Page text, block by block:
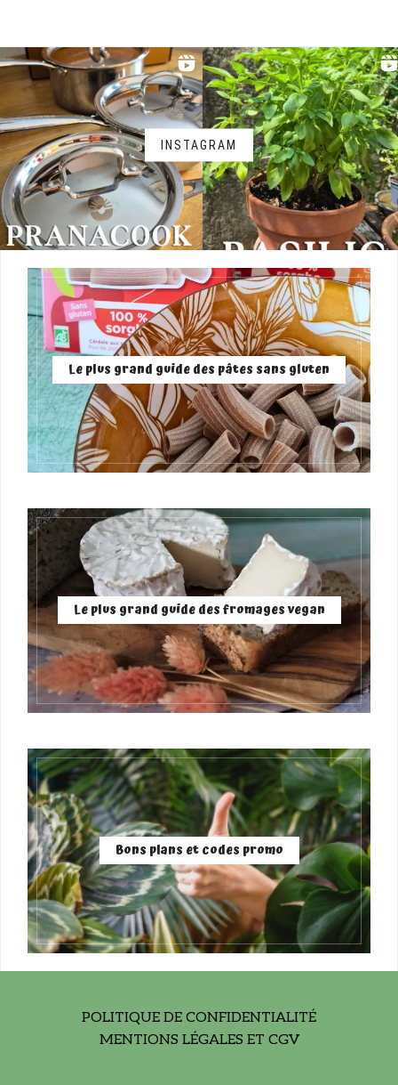
INSTAGRAM
Le plus grand guide des pâtes sans gluten
Le plus grand guide des fromages vegan
Bons plans et codes promo
POLITIQUE DE CONFIDENTIALITÉ
MENTIONS LÉGALES ET CGV